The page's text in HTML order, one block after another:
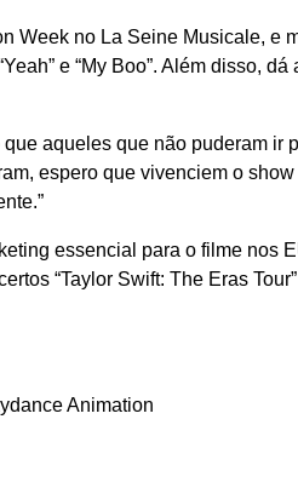
Week no La Seine Musicale, e
e “My Boo”. Além disso,
aqueles que não puderam ir
espero que vivenciem o
essencial para o filme nos
“Taylor Swift: The Eras
Animation